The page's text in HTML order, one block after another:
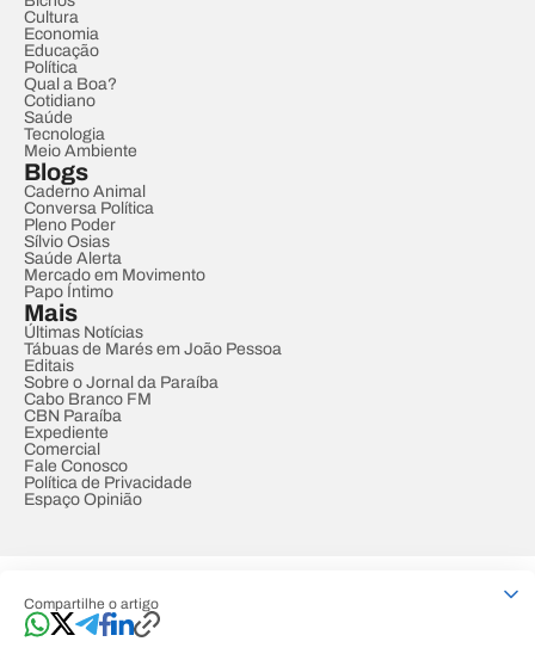
Compartilhe o artigo
Cultura
Economia
Educação
Política
Qual a Boa?
Cotidiano
Saúde
Tecnologia
Meio Ambiente
Blogs
Caderno Animal
Conversa Política
Pleno Poder
Sílvio Osias
Saúde Alerta
Mercado em Movimento
Papo Íntimo
Mais
Últimas Notícias
Tábuas de Marés em João Pessoa
Editais
Sobre o Jornal da Paraíba
Cabo Branco FM
CBN Paraíba
Expediente
Comercial
Fale Conosco
Política de Privacidade
Espaço Opinião
Developed by Designed by